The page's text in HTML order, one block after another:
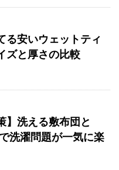
る安いウェットティ
ズと厚さの比較
】洗える敷布団と
洗濯問題が一気に楽